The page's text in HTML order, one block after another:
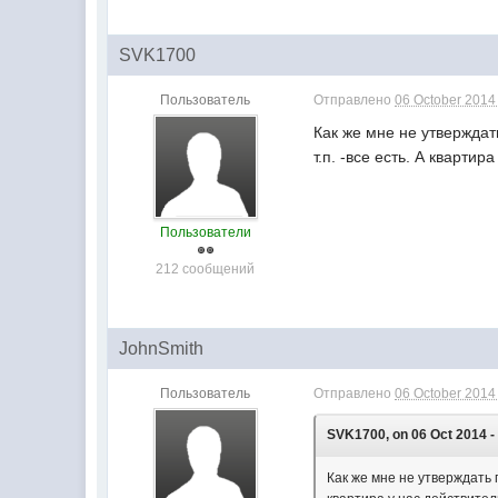
SVK1700
Пользователь
Пользователи
212 сообщений
Отправлено06 October
Как же мне не
т.п. -все есть. А
JohnSmith
Пользователь Отправлено06 October
SVK1700, on 06 Oct 2014
Как же мне не